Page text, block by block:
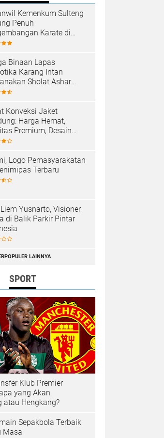
Kemenkum Sulteng
Penuh
Karate di
Seribu Megalith
Binaan Lapas
Karang Intan
Sholat Ashar
di Masjid At-
Konveksi Jaket
Harga Hemat,
Premium, Desain
Logo Pemasyarakatan
Terbaru
Yusnarto, Visioner
di Balik Parkir Pintar
LAINNYA
SPORT
Klub Premier
yang Akan
atau Hengkang?
Sepakbola Terbaik
Masa